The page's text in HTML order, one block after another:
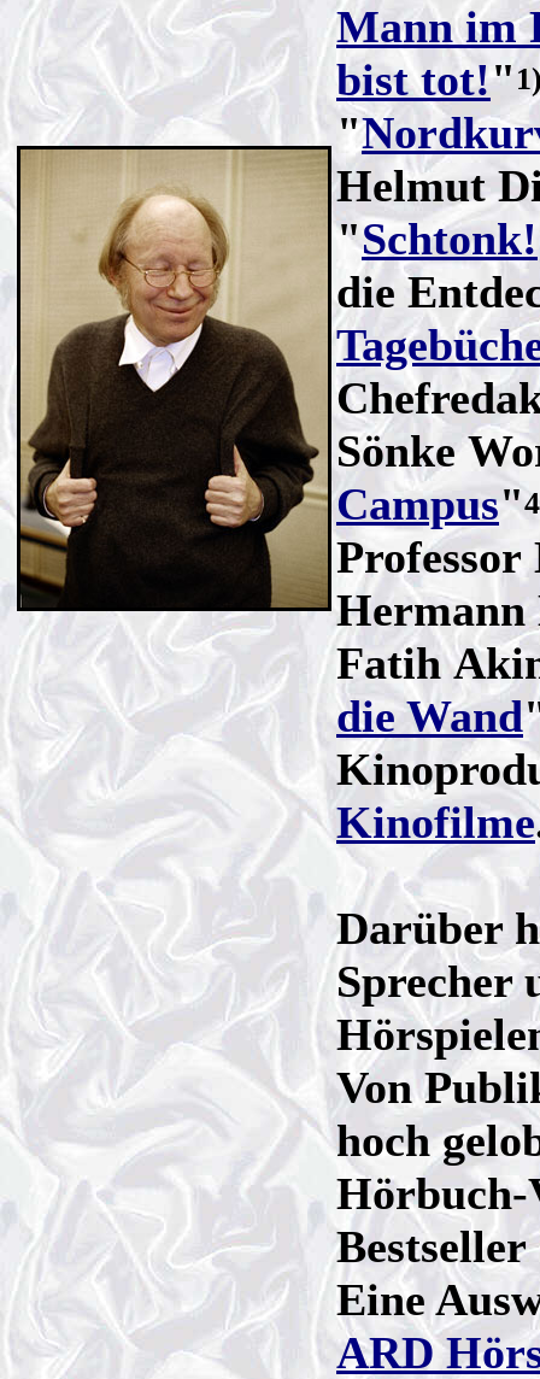
Mann im
bist tot!"
"
Helmut
"Schtonk!
die
Sönke
Campus"
Hermann
Fatih
die Wand
Kinofilme
Darüber
Sprecher
Von
hoch
Eine
ARD